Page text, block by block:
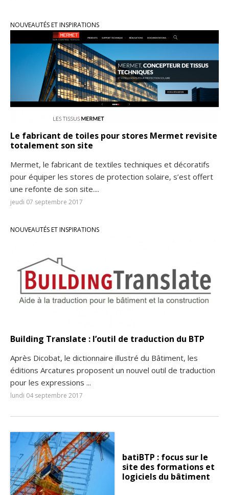
NOUVEAUTÉS ET INSPIRATIONS
Le fabricant de toiles pour stores Mermet revisite
totalement son site
Mermet, le fabricant de textiles techniques et décoratifs
pour équiper les stores de protection solaire, s’est offert
une refonte de son site....
jeudi 07 septembre 2017
NOUVEAUTÉS ET INSPIRATIONS
Building Translate : l’outil de traduction du BTP
Après Dicobat, le dictionnaire illustré du Bâtiment, les
éditions Arcatures proposent un nouvel outil de traduction
pour les expressions ...
lundi 04 septembre 2017
batiBTP : focus sur le
site des formations et
logiciels du bâtiment